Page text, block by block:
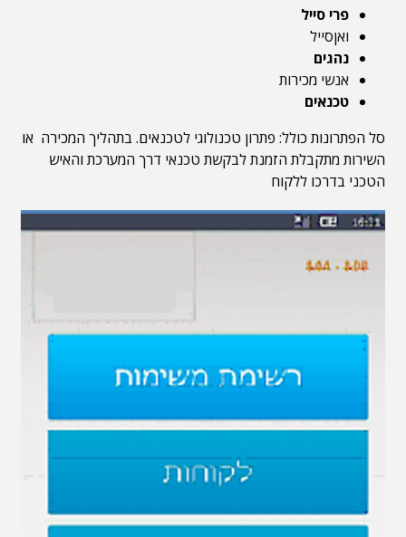
פרי סייל
ואןסייל
נהגים
אנשי מכירות
טכנאים
סל הפתרונות כולל: פתרון טכנולוגי לטכנאים. בתהליך המכירה או
השירות מתקבלת הזמנת לבקשת טכנאי דרך המערכת והאיש
הטכני בדרכו ללקוח